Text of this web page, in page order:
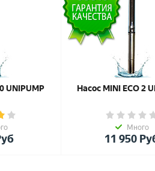
UNIPUMP Насос MINI ЕСО 2
Много
11 950